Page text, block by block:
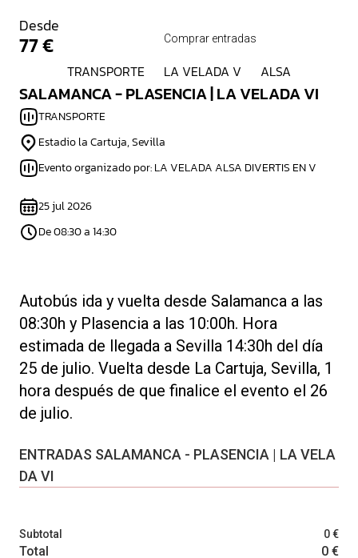
Desde
77 € Comprar entradas
TRANSPORTE LA VELADA V ALSA
SALAMANCA - PLASENCIA | LA VELADA VI
TRANSPORTE
Estadio la Cartuja, Sevilla
Evento organizado por: LA VELADA ALSA DIVERTIS EN V
25 jul 2026
De 08:30 a 14:30
Autobús ida y vuelta desde Salamanca a las
08:30h y Plasencia a las 10:00h. Hora
estimada de llegada a Sevilla 14:30h del día
25 de julio. Vuelta desde La Cartuja, Sevilla, 1
hora después de que finalice el evento el 26
de julio.
ENTRADAS SALAMANCA - PLASENCIA | LA VELA
DA VI
Subtotal 0 €
Total 0 €